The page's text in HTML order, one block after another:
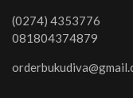
(0274) 4353776
081804374879